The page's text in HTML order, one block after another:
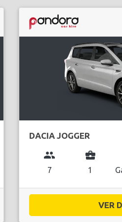
DACIA JOGGER
group
7
business_center
1
VER